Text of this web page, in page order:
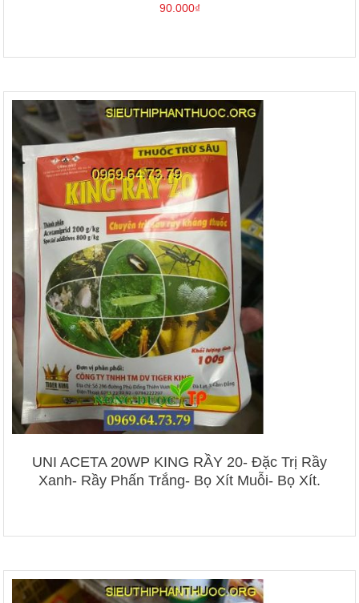
90.000₫
UNI ACETA 20WP KING RẦY 20- Đặc Trị Rầy
Xanh- Rầy Phấn Trắng- Bọ Xít Muỗi- Bọ Xít.